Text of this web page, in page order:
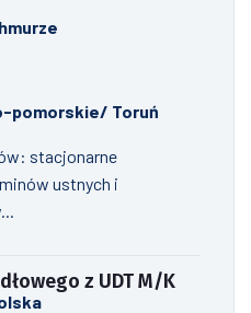
pomorskie/ Toruń
stacjonarne
ustnych i
z UDT M/K